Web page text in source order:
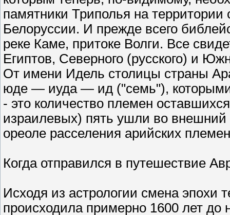
памятники Триполья на
Белоруссии. И прежде всего
реке Каме, притоке Волги. Все
Египтов, Северного (русского) и
От имени Идель столицы страны
юде — иуда — ид ("семь"),
- это количество племен
израилевых) пять ушли во
ореоле расселения арийских
Когда отправился в путешествие
Исходя из астрологии смена эпохи
происходила примерно 1600 лет до